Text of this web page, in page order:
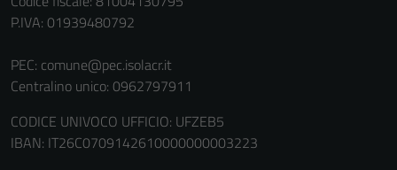
P.IVA: 01939480792
PEC: comune@pec.isolacr.it
Centralino unico: 0962797911
CODICE UNIVOCO UFFICIO: UFZEB5
IBAN: IT26C0709142610000000003223
(si veda la